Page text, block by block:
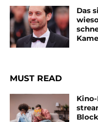
Das
MUST READ